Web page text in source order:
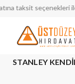
seçenekleri ile
STANLEY